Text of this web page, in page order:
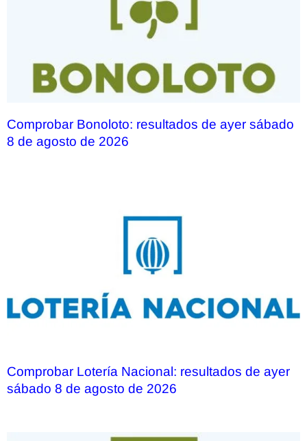
Comprobar Bonoloto: resultados de ayer sábado
8 de agosto de 2026
Comprobar Lotería Nacional: resultados de ayer
sábado 8 de agosto de 2026